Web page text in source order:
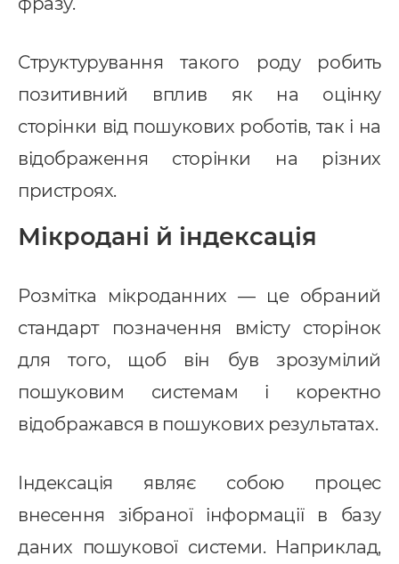
Структурування такого роду робить
позитивний вплив як на оцінку
сторінки від пошукових роботів, так і на
відображення сторінки на різних
пристроях.
Мікродані й індексація
Розмітка мікроданних — це обраний
стандарт позначення вмісту сторінок
для того, щоб він був зрозумілий
пошуковим системам і коректно
відображався в пошукових результатах.
Індексація являє собою процес
внесення зібраної інформації в базу
даних пошукової системи. Наприклад,